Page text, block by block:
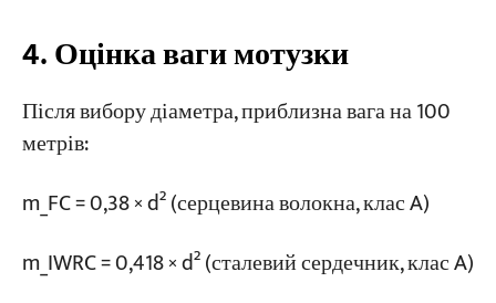
4. Оцінка ваги мотузки
Після вибору діаметра, приблизна вага на 100
метрів:
m_FC = 0,38 × d² (серцевина волокна, клас A)
m_IWRC = 0,418 × d² (сталевий сердечник, клас A)